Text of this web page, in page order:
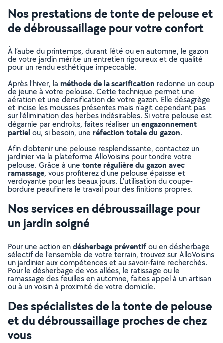
Nos prestations de tonte de pelouse et
de débroussaillage pour votre confort
À l’aube du printemps, durant l’été ou en automne, le gazon
de votre jardin mérite un entretien rigoureux et de qualité
pour un rendu esthétique impeccable.
Après l’hiver, la méthode de la scarification redonne un coup
de jeune à votre pelouse. Cette technique permet une
aération et une densification de votre gazon. Elle désagrège
et incise les mousses présentes mais n’agit cependant pas
sur l’élimination des herbes indésirables. Si votre pelouse est
dégarnie par endroits, faites réaliser unengazonnement
partiel ou, si besoin, une réfection totale du gazon.
Afin d’obtenir une pelouse resplendissante, contactez un
jardinier via la plateforme AlloVoisins pour tondre votre
pelouse. Grâce à une tonte régulière du gazon avec
ramassage, vous profiterez d’une pelouse épaisse et
verdoyante pour les beaux jours. L’utilisation du coupe-
bordure peaufinera le travail pour des finitions propres.
Nos services en débroussaillage pour
un jardin soigné
Pour une action endésherbage préventifou en désherbage
sélectif de l’ensemble de votre terrain, trouvez sur AlloVoisins
un jardinier aux compétences et au savoir-faire recherchés.
Pour le désherbage de vos allées, le ratissage ou le
ramassage des feuilles en automne, faites appel à un artisan
ou à un voisin à proximité de votre domicile.
Des spécialistes de la tonte de pelouse
et du débroussaillage proches de chez
vous